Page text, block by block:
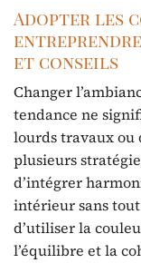
Adopter les
et conseils
Changer
tendance ne
lourds travaux ou
plusieurs
d’intégrer
intérieur sans
d’utiliser la
l’équilibre et la